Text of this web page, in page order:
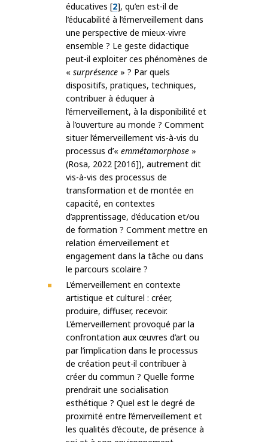
éducatives [2], qu’en est-il de
l’éducabilité à l’émerveillement dans
une perspective de mieux-vivre
ensemble ? Le geste didactique
peut-il exploiter ces phénomènes de
« surprésence » ? Par quels
dispositifs, pratiques, techniques,
contribuer à éduquer à
l’émerveillement, à la disponibilité et
à l’ouverture au monde ? Comment
situer l’émerveillement vis-à-vis du
processus d’« emmétamorphose »
(Rosa, 2022 [2016]), autrement dit
vis-à-vis des processus de
transformation et de montée en
capacité, en contextes
d’apprentissage, d’éducation et/ou
de formation ? Comment mettre en
relation émerveillement et
engagement dans la tâche ou dans
le parcours scolaire ?
L’émerveillement en contexte
artistique et culturel : créer,
produire, diffuser, recevoir.
L’émerveillement provoqué par la
confrontation aux œuvres d’art ou
par l’implication dans le processus
de création peut-il contribuer à
créer du commun ? Quelle forme
prendrait une socialisation
esthétique ? Quel est le degré de
proximité entre l’émerveillement et
les qualités d’écoute, de présence à